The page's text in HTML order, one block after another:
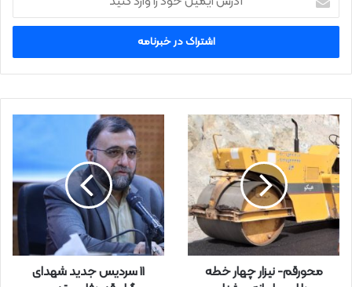
ر
ا
ی
ل
خ
و
د
ر
ا
و
ا
ر
محورقم- نیزار چهار خطه
11 سردیس جدید شهدای